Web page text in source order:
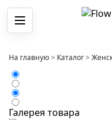
Меню
На главную> Каталог>
Галерея товара